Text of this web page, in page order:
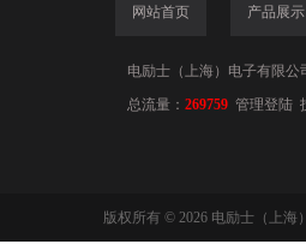
网站首页 产品展示
电励士（上海）电子有限公
总流量： 269759 管理登陆
版权所有 © 2026 电励士（上